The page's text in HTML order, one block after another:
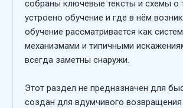
собраны ключевые тексты и схемы о
устроено обучение и где в нём
обучение рассматривается как
механизмами и типичными
всегда заметны снаружи.
Этот раздел не предназначен для
создан для вдумчивого возвращения